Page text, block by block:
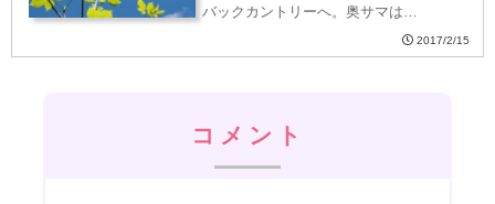
バックカントリーへ。奥サマは…
2017/2/15
コメント